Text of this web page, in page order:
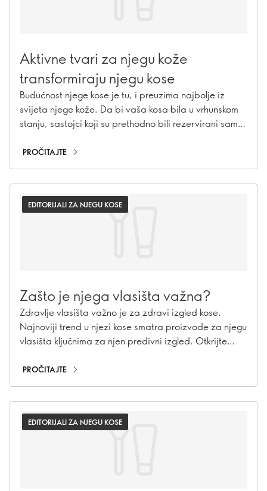
Aktivne tvari za njegu kože
transformiraju njegu kose
Budućnost njege kose je tu, i preuzima najbolje iz
svijeta njege kože. Da bi vaša kosa bila u vrhunskom
stanju, sastojci koji su prethodno bili rezervirani samo
kiselinu i salicilnu kiselinu) čine formulacije za njegu
kose učinkovitijima nego ikad prije. Koja je njihova
također njeguju i kožu glave kako bi promovirali
zdraviju kosu. Upoznajte aktivne sastojke za njegu
PROČITAJTE
EDITORIJALI ZA NJEGU KOSE
Zašto je njega vlasišta važna?
Zdravlje vlasišta važno je za zdravi izgled kose.
Najnoviji trend u njezi kose smatra proizvode za njegu
vlasišta ključnima za njen predivni izgled. Otkrijte
vlasišta!
PROČITAJTE
EDITORIJALI ZA NJEGU KOSE